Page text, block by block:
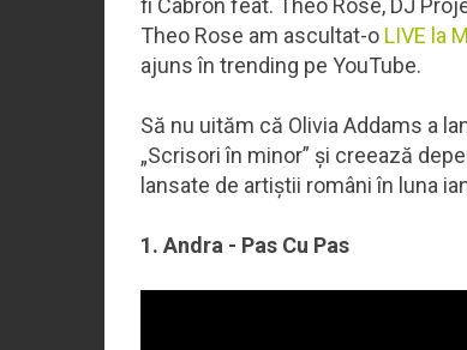
fi Cabron feat. Theo Rose, DJ
Theo Rose am ascultat-o LIVE la
ajuns în trending pe YouTube.
Să nu uităm că Olivia Addams a
„Scrisori în minor” și creează
lansate de artiștii români în luna
1. Andra - Pas Cu Pas